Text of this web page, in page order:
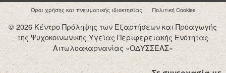
Όροι χρήσης και πνευματικής ιδιοκτησίας Πολιτική Cookies
© 2026 Κέντρο Πρόληψης των Εξαρτήσεων και Προαγωγής
της Ψυχοκοινωνικής Υγείας Περιφερειακής Ενότητας
Αιτωλοακαρνανίας «ΟΔΥΣΣΕΑΣ»